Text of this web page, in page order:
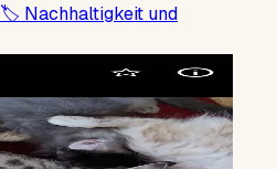
🏷 Nachhaltigkeit und